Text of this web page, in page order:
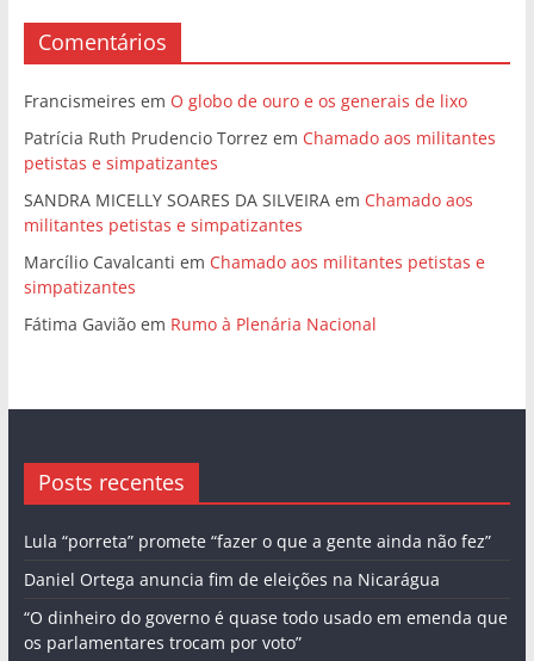
Comentários
Francismeires em O globo de ouro e os generais de lixo
Patrícia Ruth Prudencio Torrez em Chamado aos militantes
petistas e simpatizantes
SANDRA MICELLY SOARES DA SILVEIRAem Chamado aos
militantes petistas e simpatizantes
Marcílio Cavalcanti em Chamado aos militantes petistas e
simpatizantes
Fátima Gaviãoem Rumo à Plenária Nacional
Posts recentes
Lula “porreta” promete “fazer o que a gente ainda não fez”
Daniel Ortega anuncia fim de eleições na Nicarágua
“O dinheiro do governo é quase todo usado em emenda que
os parlamentares trocam por voto”